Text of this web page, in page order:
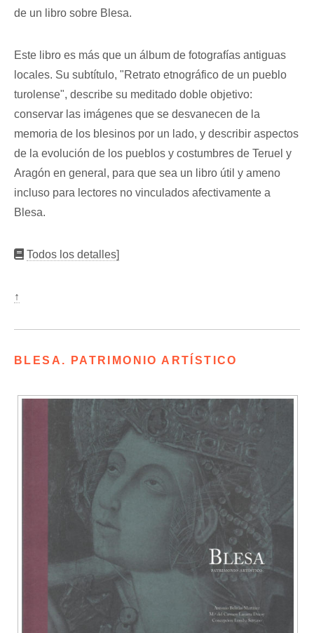
de un libro sobre Blesa.
Este libro es más que un álbum de fotografías antiguas
locales. Su subtítulo, "Retrato etnográfico de un pueblo
turolense", describe su meditado doble objetivo:
conservar las imágenes que se desvanecen de la
memoria de los blesinos por un lado, y describir aspectos
de la evolución de los pueblos y costumbres de Teruel y
Aragón en general, para que sea un libro útil y ameno
incluso para lectores no vinculados afectivamente a
Blesa.
Todos los detalles]
↑
BLESA. PATRIMONIO ARTÍSTICO